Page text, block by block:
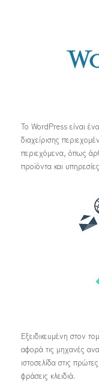
Το WordPress είναι
διαχείρισης
περιεχόμενα, όπως
προϊόντα και
Εξειδικευμένη στον
αφορά τις μηχανές
ιστοσελίδα στις
φράσεις κλειδιά.